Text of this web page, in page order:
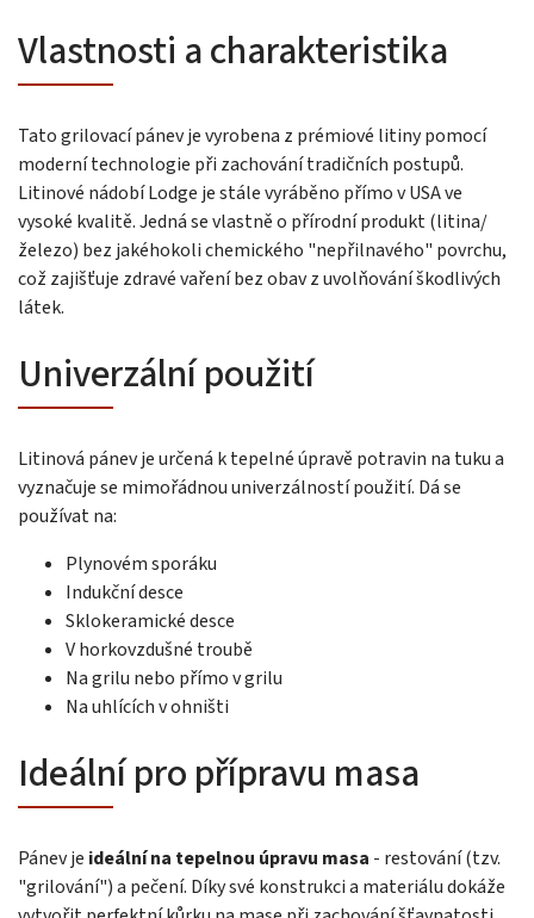
Vlastnosti a charakteristika
Tato grilovací pánev je vyrobena z prémiové litiny pomocí
moderní technologie při zachování tradičních postupů.
Litinové nádobí Lodge je stále vyráběno přímo v USA ve
vysoké kvalitě. Jedná se vlastně o přírodní produkt (litina/
železo) bez jakéhokoli chemického "nepřilnavého" povrchu,
což zajišťuje zdravé vaření bez obav z uvolňování škodlivých
látek.
Univerzální použití
Litinová pánev je určená k tepelné úpravě potravin na tuku a
vyznačuje se mimořádnou univerzálností použití. Dá se
používat na:
Plynovém sporáku
Indukční desce
Sklokeramické desce
V horkovzdušné troubě
Na grilu nebo přímo v grilu
Na uhlících v ohništi
Ideální pro přípravu masa
Pánev je ideální na tepelnou úpravu masa - restování (tzv.
"grilování") a pečení. Díky své konstrukci a materiálu dokáže